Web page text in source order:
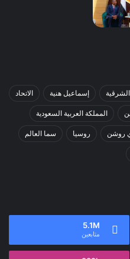
إسماعيل هنية الاتحاد
المملكة العربية السعودية
روشن روسيا سما العالم
5.1M
متابعين